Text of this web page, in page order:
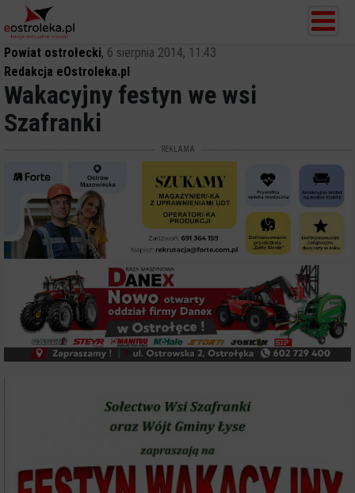
Powiat ostrołecki, 6 sierpnia 2014, 11:43
Redakcja eOstroleka.pl
Wakacyjny festyn we wsi
Szafranki
REKLAMA